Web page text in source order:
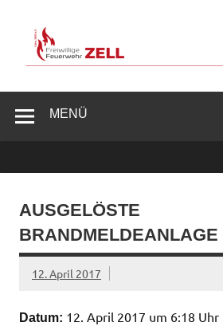
springen
MENÜ
AUSGELÖSTE
BRANDMELDEANLAGE
12. April 2017
Datum: 12. April 2017 um 6:18 Uhr